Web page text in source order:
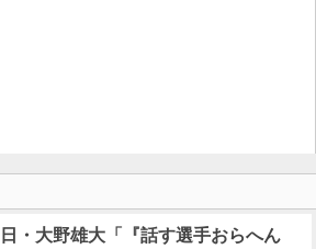
・大野雄大「『話す選手おらへん